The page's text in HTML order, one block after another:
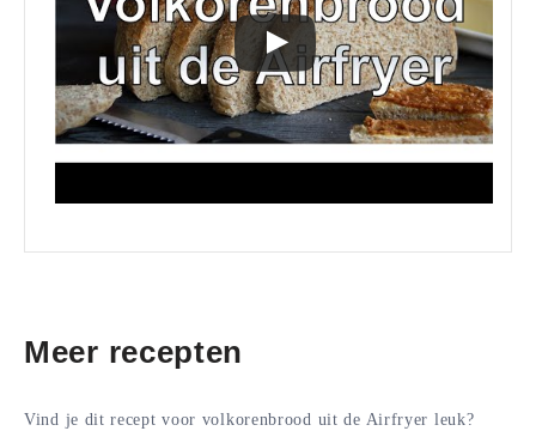
Meer recepten
Vind je dit recept voor volkorenbrood uit de Airfryer leuk?